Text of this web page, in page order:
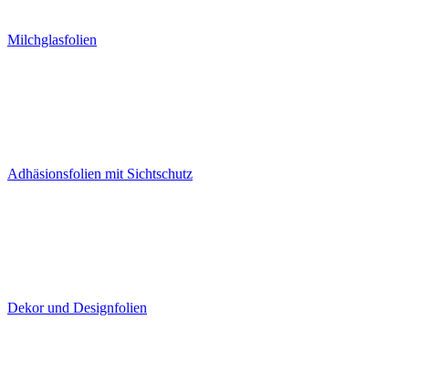
Milchglasfolien
Adhäsionsfolien mit Sichtschutz
Dekor und Designfolien